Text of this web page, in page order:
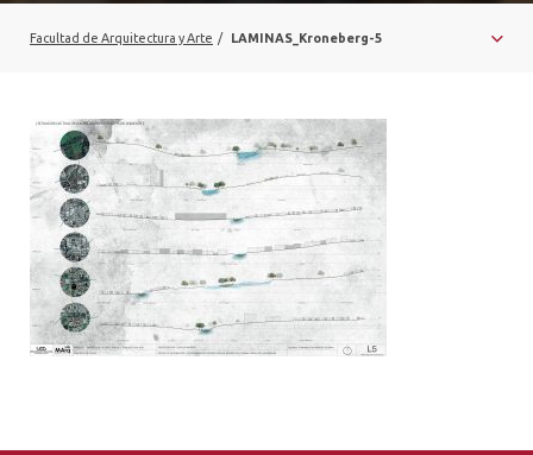
VINCULACIÓN CON EL MEDIO
ALUMNI
PLATAFORMA VUT
Facultad de Arquitectura y Arte / LAMINAS_Kroneberg-5